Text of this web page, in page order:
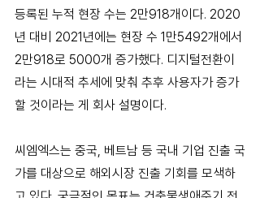
등록된 누적 현장 수는 2만918개이다. 2020
년 대비 2021년에는 현장 수 1만5492개에서
2만918로 5000개 증가했다. 디지털전환이
라는 시대적 추세에 맞춰 추후 사용자가 증가
할 것이라는 게 회사 설명이다.
씨엠엑스는 중국, 베트남 등 국내 기업 진출 국
가를 대상으로 해외시장 진출 기회를 모색하